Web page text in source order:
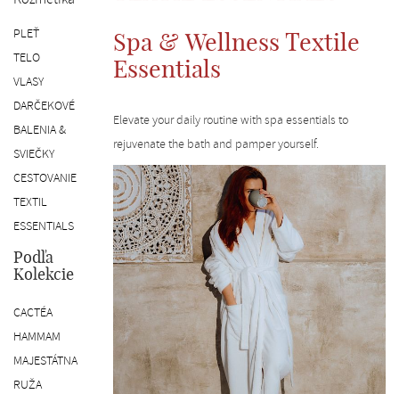
SK
PLEŤ
TELO
VLASY
DARČEKOVÉ
BALENIA &
SVIEČKY
CESTOVANIE
TEXTIL
ESSENTIALS
Podľa
Kolekcie
CACTÉA
HAMMAM
MAJESTÁTNA
RUŽA
Spa & Wellness Textile
Essentials
Elevate your daily routine with spa essentials to
rejuvenate the bath and pamper yourself.